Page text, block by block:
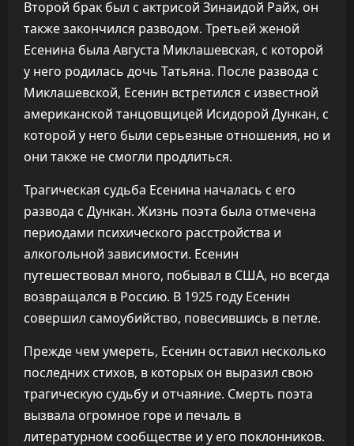
Второй брак был с актрисой Зинаидой Райх, он
также закончился разводом. Третьей женой
Есенина была Августа Миклашевская, с которой
у него родилась дочь Татьяна. После развода с
Миклашевской, Есенин встретился с известной
американской танцовщицей Исидорой Дункан, с
которой у него были серьезные отношения, но и
они также не смогли продлиться.
Трагическая судьба Есенина началась с его
развода с Дункан. Жизнь поэта была отмечена
периодами психического расстройства и
алкогольной зависимости. Есенин
путешествовал много, побывал в США, но всегда
возвращался в Россию. В 1925 году Есенин
совершил самоубийство, повесившись в петле.
Прежде чем умереть, Есенин оставил несколько
последних стихов, в которых он выразил свою
трагическую судьбу и отчаяние. Смерть поэта
вызвала огромное горе и печаль в
литературном сообществе и у его поклонников.